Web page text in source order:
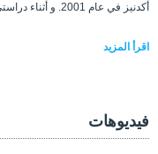
أكدنيز في عام 2001. و أثناء دراستي، ...
اقرأ المزيد
فيديوهات